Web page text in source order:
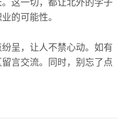
这一切，都让北外的学子
的可能性。
呈，让人不禁心动。如有
言交流。同时，别忘了点